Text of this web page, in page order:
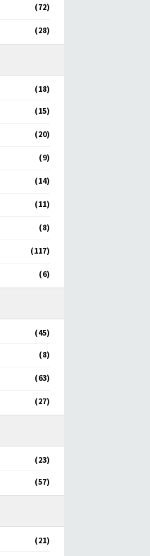
(72)
(28)
(18)
(15)
(20)
(9)
(14)
(11)
(8)
(117)
(6)
(45)
(8)
(63)
(27)
(23)
(57)
(21)